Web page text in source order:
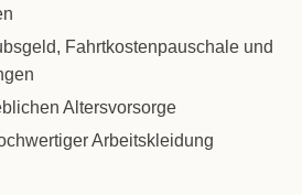
Fahrtkostenpauschale und
Altersvorsorge
Arbeitskleidung